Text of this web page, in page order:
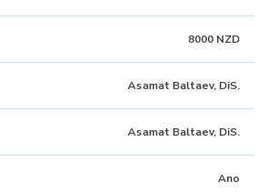
8000 NZD
Asamat Baltaev, DiS.
Asamat Baltaev, DiS.
Ano